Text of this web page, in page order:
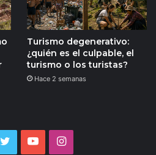
Turismo degenerativo:
¿quién es el culpable, el
turismo o los turistas?
Hace 2 semanas
TwitterYouTubeInstagram